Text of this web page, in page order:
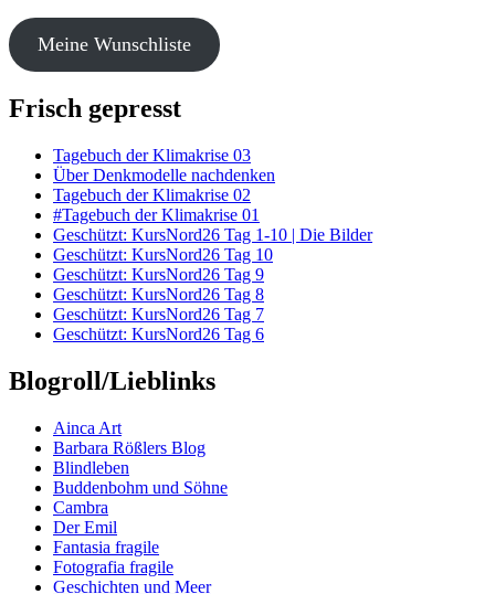
Meine Wunschliste
Frisch gepresst
Tagebuch der Klimakrise 03
Über Denkmodelle nachdenken
Tagebuch der Klimakrise 02
#Tagebuch der Klimakrise 01
Geschützt: KursNord26 Tag 1-10 | Die Bilder
Geschützt: KursNord26 Tag 10
Geschützt: KursNord26 Tag 9
Geschützt: KursNord26 Tag 8
Geschützt: KursNord26 Tag 7
Geschützt: KursNord26 Tag 6
Blogroll/Lieblinks
Ainca Art
Barbara Rößlers Blog
Blindleben
Buddenbohm und Söhne
Cambra
Der Emil
Fantasia fragile
Fotografia fragile
Geschichten und Meer